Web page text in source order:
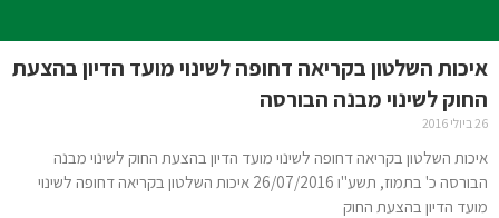
איכות השלטון בקריאה דחופה לשינוי מועד הדיון בהצעת
החוק לשינוי מבנה הבורסה
26 ביולי 2016
איכות השלטון בקריאה דחופה לשינוי מועד הדיון בהצעת החוק לשינוי מבנה
הבורסה כ' בתמוז, תשע"ו 26/07/2016 איכות השלטון בקריאה דחופה לשינוי
מועד הדיון בהצעת החוק